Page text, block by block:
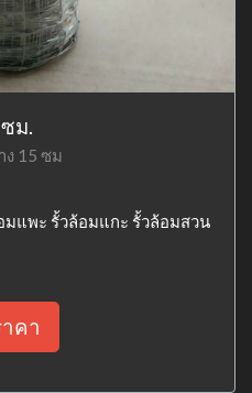
ม.
ง 15 ซม
มแพะ รั้วล้อมแกะ รั้วล้อมสวน
คา